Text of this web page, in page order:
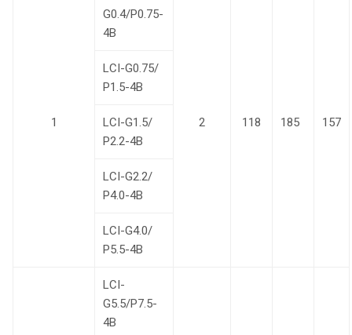
1
G0.4/P0.75-
4B
2 118 185 157
LCI-G0.75/
Р1.5-4B
LCI-G1.5/
Р2.2-4B
LCI-G2.2/
Р4.0-4B
LCI-G4.0/
Р5.5-4B
LCI-
G5.5/P7.5-
4B